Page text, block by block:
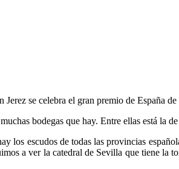
se celebra el gran premio de España
bodegas que hay. Entre ellas está la
escudos de todas las provincias
a ver la catedral de Sevilla que tiene la